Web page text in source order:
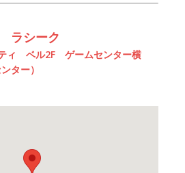
ラシーク
ィ ベル2F ゲームセンター横
ター）